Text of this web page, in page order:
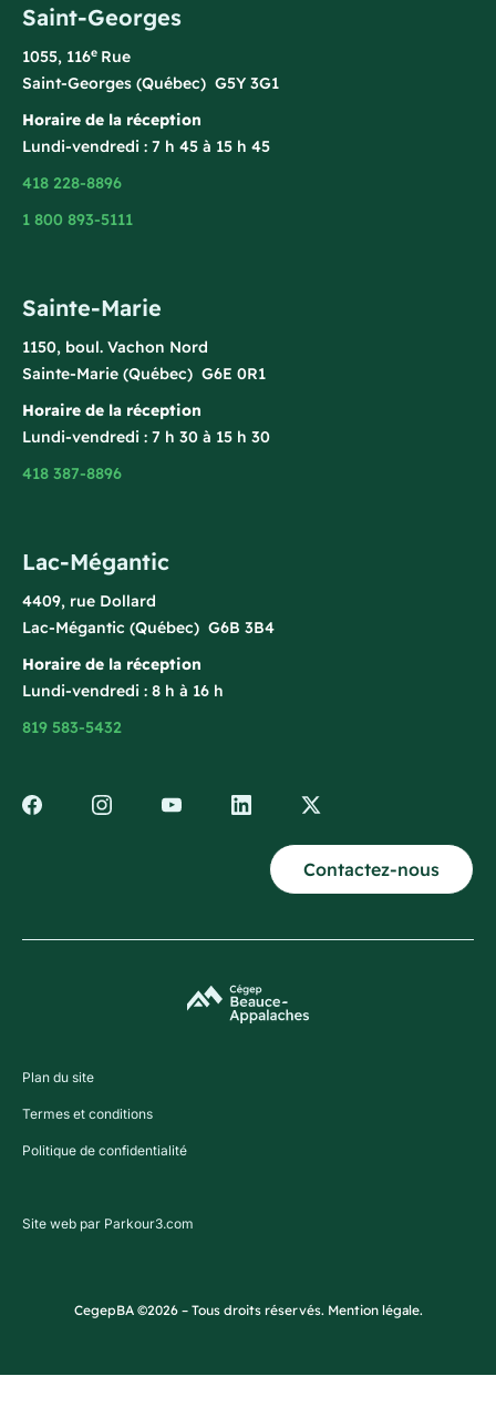
Saint-Georges
1055, 116e Rue
Saint-Georges (Québec) G5Y 3G1
Horaire de la réception
Lundi-vendredi : 7 h 45 à 15 h 45
418 228-8896
1 800 893-5111
Sainte-Marie
1150, boul. Vachon Nord
Sainte-Marie (Québec) G6E 0R1
Horaire de la réception
Lundi-vendredi : 7 h 30 à 15 h 30
418 387-8896
Lac-Mégantic
4409, rue Dollard
Lac-Mégantic (Québec) G6B 3B4
Horaire de la réception
Lundi-vendredi : 8 h à 16 h
819 583-5432
Contactez-nous
Plan du site
Termes et conditions
Politique de confidentialité
Site web par Parkour3.com
CegepBA ©2026 – Tous droits réservés. Mention légale.